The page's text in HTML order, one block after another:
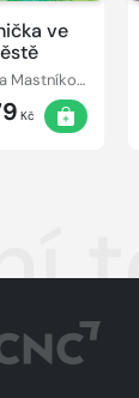
ve
Eva Mastníková, Ivana Peroutková
Kč